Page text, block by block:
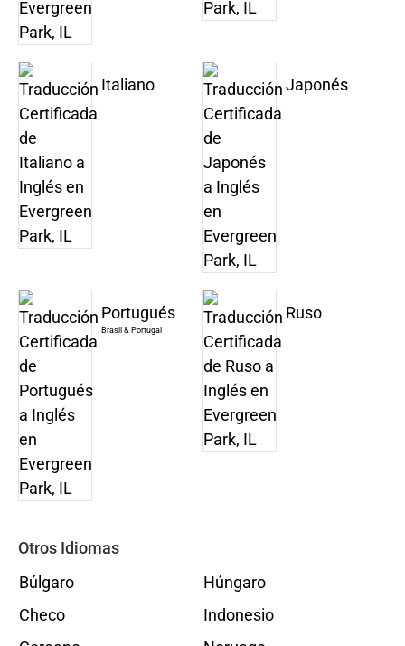
Italiano Japonés
Portugués
Brasil & Portugal
Ruso
Otros Idiomas
Búlgaro
Checo
Húngaro
Indonesio